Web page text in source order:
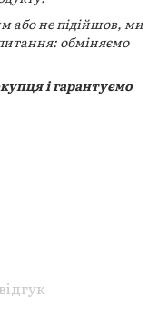
або не підійшов, ми
обміняємо
і гарантуємо